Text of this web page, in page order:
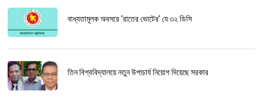
বাধ্যতামূলক অবসরে ‘রাতের ভোটের’ যে ৩২ ডিসি
তিন বিশ্ববিদ্যালয়ে নতুন উপাচার্য নিয়োগ দিয়েছে সরকার